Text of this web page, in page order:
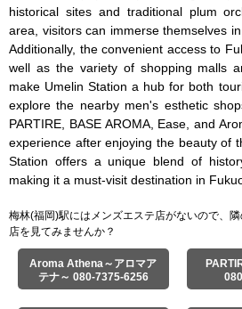
historical sites and traditional plum
area, visitors can immerse themselves
Additionally, the convenient access to
well as the variety of shopping malls
make Umelin Station a hub for both
explore the nearby men's esthetic
PARTIRE, BASE AROMA, Ease, and
experience after enjoying the beauty of
Station offers a unique blend of
making it a must-visit destination in
梅林(福岡)駅にはメンズエステ店がないので、
店を見てみませんか？
Aroma Athena～アロマア
テナ～ 080-7375-6256